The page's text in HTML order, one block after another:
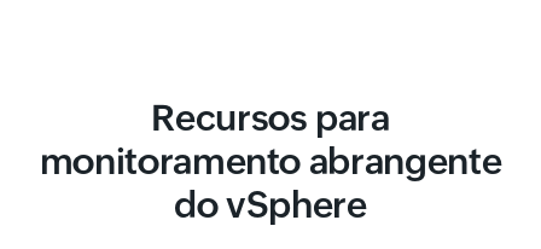
Recursos para
monitoramento abrangente
do vSphere